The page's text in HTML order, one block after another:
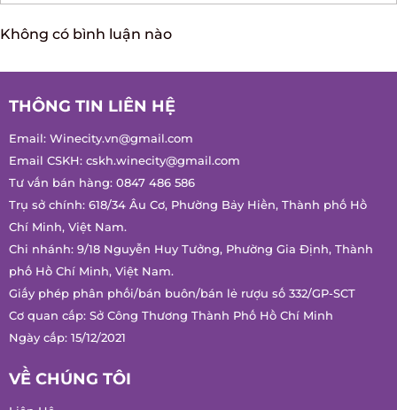
Không có bình luận nào
THÔNG TIN LIÊN HỆ
Winecity.vn@gmail.com
cskh.winecity@gmail.com
Tư vấn bán hàng:
Trụ sở chính: 618/34 Âu Cơ, Phường Bảy Hiền, Thành phố Hồ
Chí Minh, Việt Nam.
Chi nhánh: 9/18 Nguyễn Huy Tưởng, Phường Gia Định, Thành
phố Hồ Chí Minh, Việt Nam.
Giấy phép phân phối/bán buôn/bán lẻ rượu số 332/GP-SCT
Cơ quan cấp: Sở Công Thương Thành Phố Hồ Chí Minh
Ngày cấp: 15/12/2021
VỀ CHÚNG TÔI